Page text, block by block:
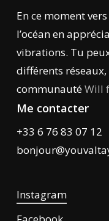
En ce moment
l’océan en
vibrations. Tu
différents
communautéWill
Me contacter
+33 6 76 83 07 12
Instagram